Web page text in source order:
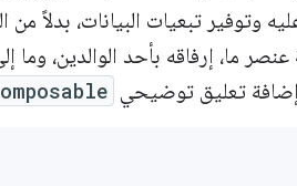
وتوفير تبعيات البيانات، بدلاً
عنصر ما، إرفاقه بأحد الوالدين، وما
تعليق توضيحي